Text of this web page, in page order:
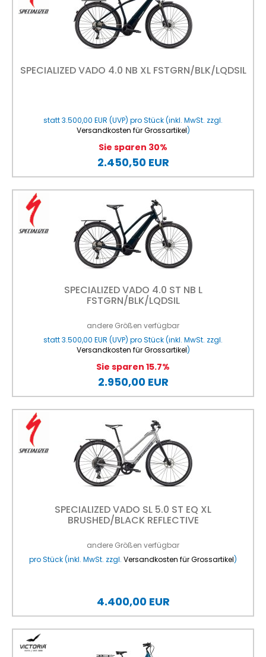
SPECIALIZED VADO 4.0 NB XL FSTGRN/BLK/LQDSIL
statt3.500,00 EUR (UVP) pro Stück (inkl. MwSt. zzgl.
Versandkosten für Grossartikel)
Sie sparen 30%
2.450,50 EUR
SPECIALIZED VADO 4.0 ST NB L
FSTGRN/BLK/LQDSIL
andere Größen verfügbar
statt3.500,00 EUR (UVP) pro Stück (inkl. MwSt. zzgl.
Versandkosten für Grossartikel)
Sie sparen 15.7%
2.950,00 EUR
SPECIALIZED VADO SL 5.0 ST EQ XL
BRUSHED/BLACK REFLECTIVE
andere Größen verfügbar
pro Stück (inkl. MwSt. zzgl. Versandkosten für Grossartikel)
4.400,00 EUR